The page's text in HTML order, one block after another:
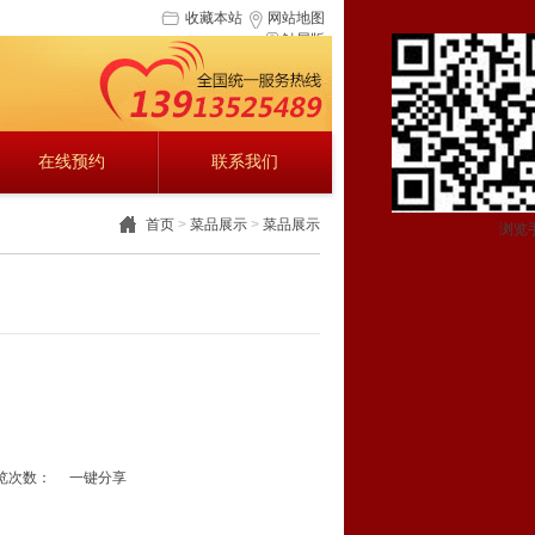
收藏本站
网站地图
触屏版
浏览
在线预约 联系我们
首页 > 菜品展示 > 菜品展示
次数： 一键分享